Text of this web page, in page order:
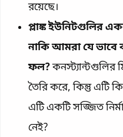
রয়েছে।
প্লাঙ্ক ইউনিটগুলির
নাকি আমরা যে ভাবে
ফল?কনস্ট্যান্টগুলির
তৈরি করে, কিন্তু এটি
এটি একটি সজ্জিত
নেই?